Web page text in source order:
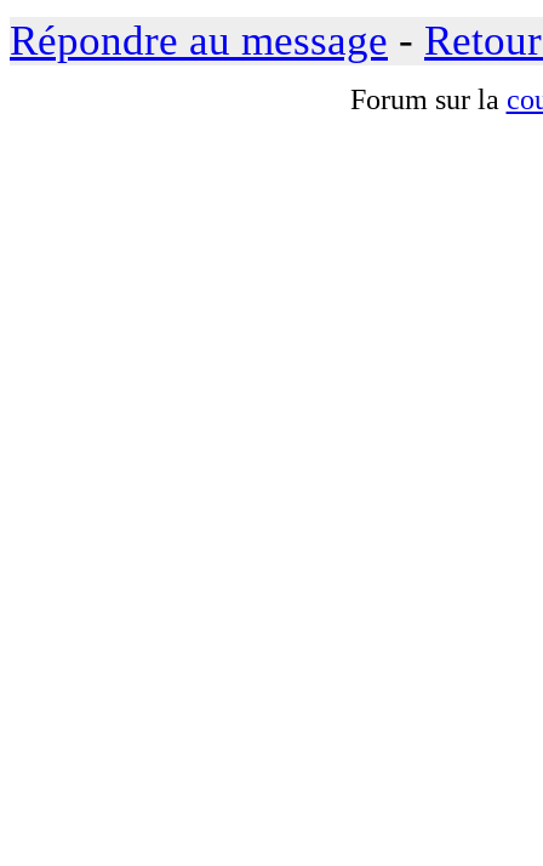
Répondre au message -
Forum sur la